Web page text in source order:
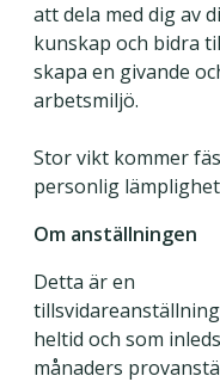
att dela med dig av
kunskap och bidra
skapa en givande
arbetsmiljö.
Stor vikt kommer
personlig
Om anställningen
Detta är en
heltid och som
månaders